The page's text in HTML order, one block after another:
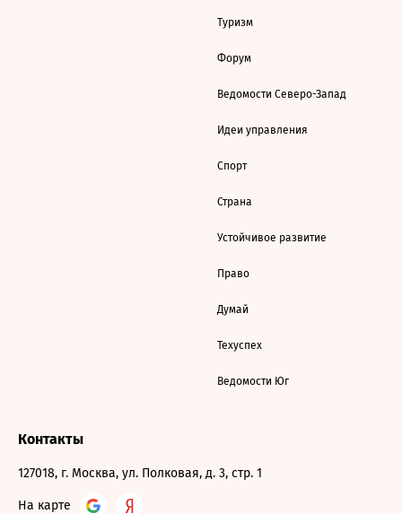
Туризм
Форум
Ведомости Северо-Запад
Идеи управления
Спорт
Страна
Устойчивое развитие
Право
Думай
Техуспех
Ведомости Юг
Контакты
127018, г. Москва, ул. Полковая, д. 3, стр. 1
На карте